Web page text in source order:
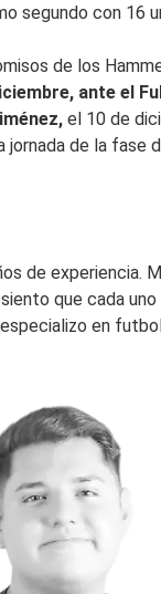
segundo con 16
de los
ante el
el 10 de
jornada de la fase
de experiencia.
que cada
especializo en